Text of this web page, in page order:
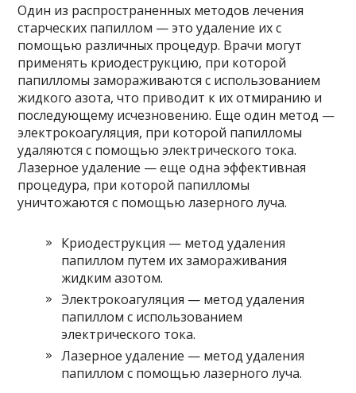
Один из распространенных методов лечения
старческих папиллом — это удаление их с
помощью различных процедур. Врачи могут
применять криодеструкцию, при которой
папилломы замораживаются с использованием
жидкого азота, что приводит к их отмиранию и
последующему исчезновению. Еще один метод —
электрокоагуляция, при которой папилломы
удаляются с помощью электрического тока.
Лазерное удаление — еще одна эффективная
процедура, при которой папилломы
уничтожаются с помощью лазерного луча.
Криодеструкция — метод удаления
папиллом путем их замораживания
жидким азотом.
Электрокоагуляция — метод удаления
папиллом с использованием
электрического тока.
Лазерное удаление — метод удаления
папиллом с помощью лазерного луча.